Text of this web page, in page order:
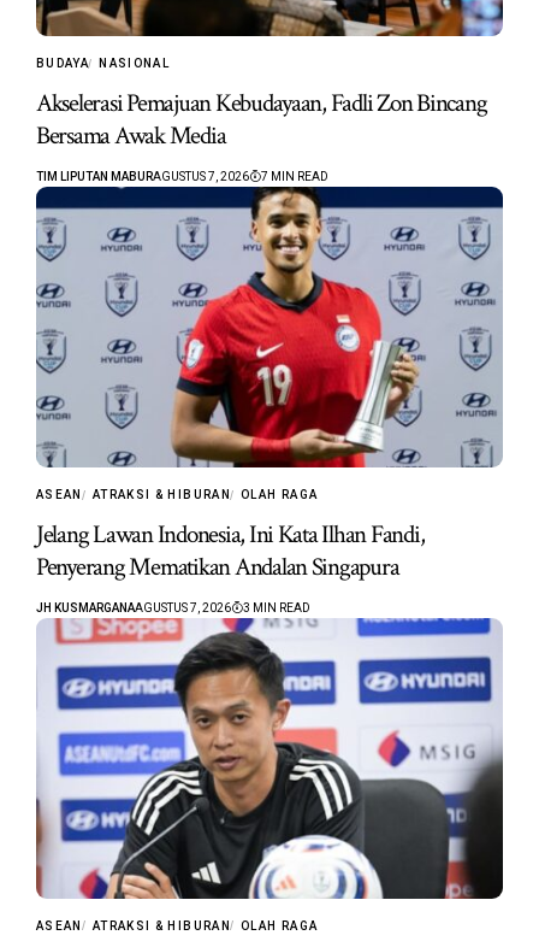
BUDAYA NASIONAL
Akselerasi Pemajuan Kebudayaan, Fadli Zon Bincang
Bersama Awak Media
TIM LIPUTAN MABURAGUSTUS 7, 2026 7 MIN READ
ASEAN ATRAKSI & HIBURAN OLAH RAGA
Jelang Lawan Indonesia, Ini Kata Ilhan Fandi,
Penyerang Mematikan Andalan Singapura
JH KUSMARGANAAGUSTUS 7, 2026 3 MIN READ
ASEAN ATRAKSI & HIBURAN OLAH RAGA